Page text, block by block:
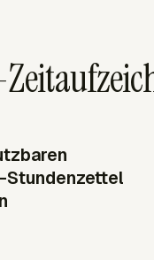
Stundenzettel